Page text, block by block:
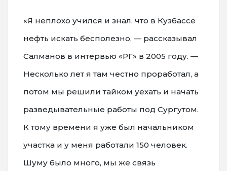
«Я неплохо учился и знал, что в Кузбассе
нефть искать бесполезно, — рассказывал
Салманов в интервью «РГ» в 2005 году. —
Несколько лет я там честно проработал, а
потом мы решили тайком уехать и начать
разведывательные работы под Сургутом.
К тому времени я уже был начальником
участка и у меня работали 150 человек.
Шуму было много, мы же связь